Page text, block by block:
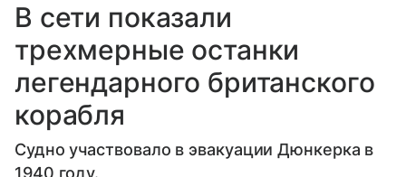
В сети показали
трехмерные останки
легендарного британского
корабля
Судно участвовало в эвакуации Дюнкерка в
1940 году.